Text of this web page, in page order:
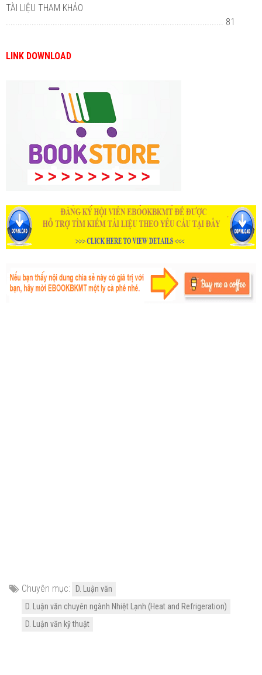
TÀI LIỆU THAM KHẢO
............................................................................................. 81
LINK DOWNLOAD
Chuyên mục:
D. Luận văn
D. Luận văn chuyên ngành Nhiệt Lạnh (Heat and Refrigeration)
D. Luận văn kỹ thuật